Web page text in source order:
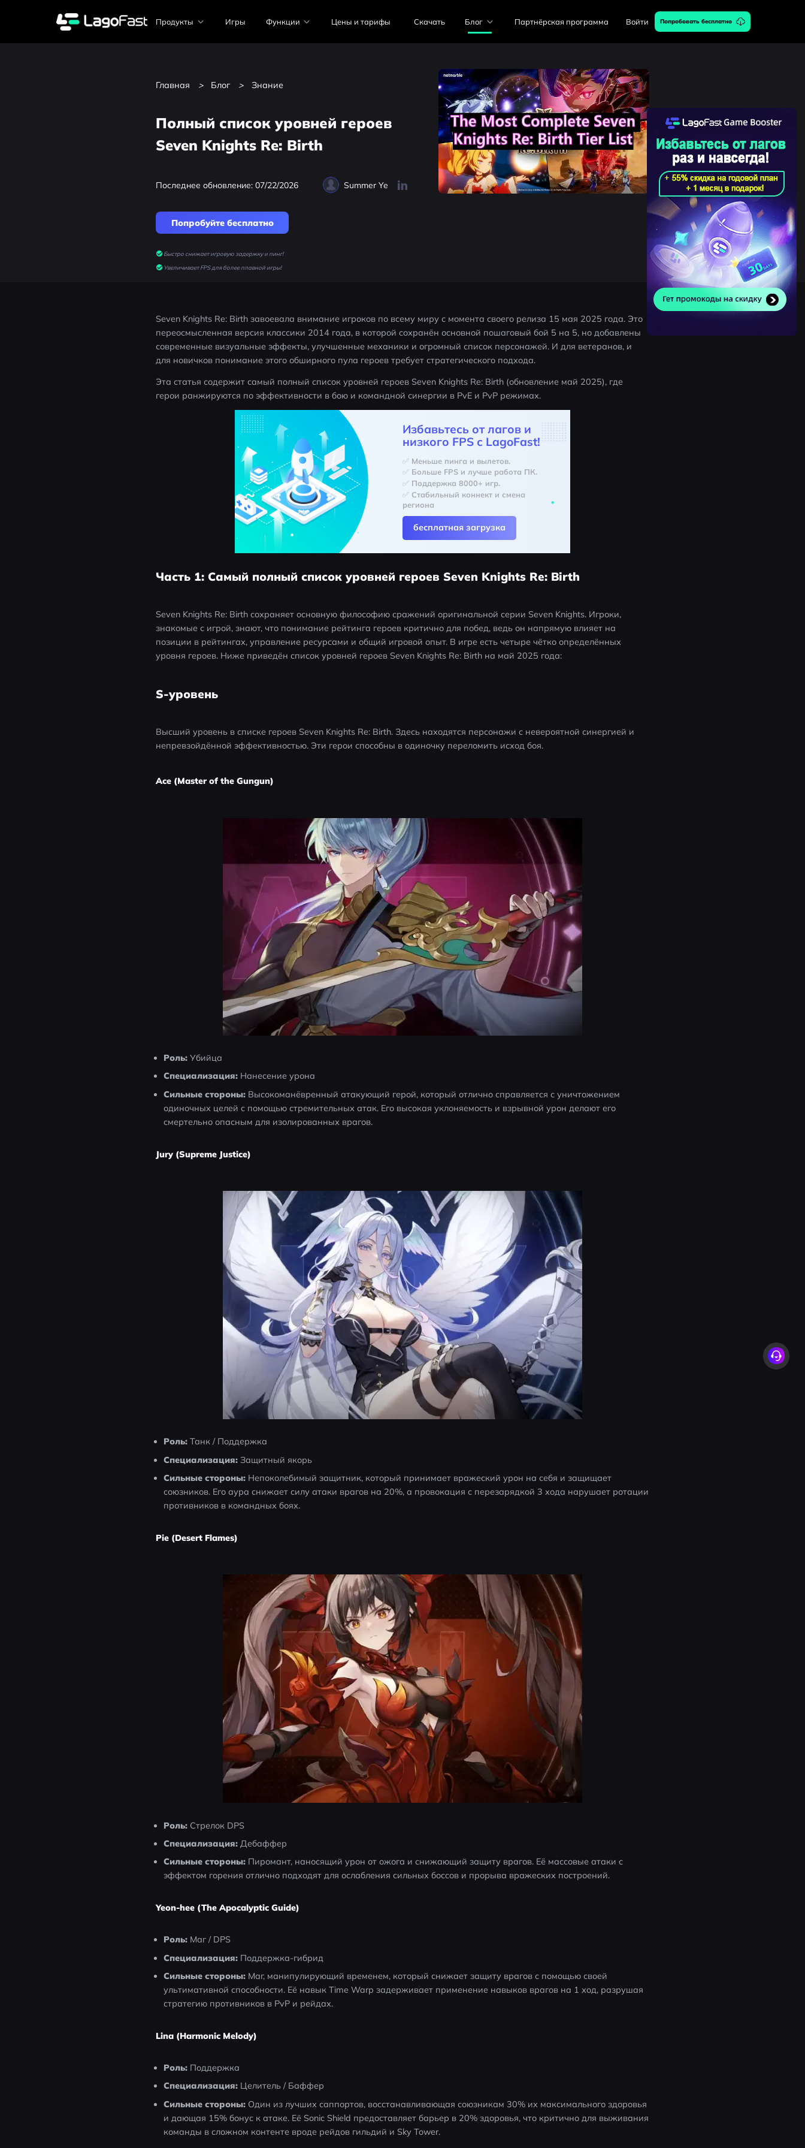
Продукты Игры Функции Цены и тарифы Скачать Блог Партнёрская программа Войти Попробовать бесплатно
Главная > Блог > Знание
Полный список уровней героев
Seven Knights Re: Birth
Последнее обновление: 07/22/2026 Summer Ye
Попробуйте бесплатно
Быстро снижает игровую задержку и пинг!
Увеличивает FPS для более плавной игры!
Seven Knights Re: Birth завоевала внимание игроков по всему миру с момента своего релиза 15 мая 2025 года. Это
переосмысленная версия классики 2014 года, в которой сохранён основной пошаговый бой 5 на 5, но добавлены
современные визуальные эффекты, улучшенные механики и огромный список персонажей. И для ветеранов, и
для новичков понимание этого обширного пула героев требует стратегического подхода.
Эта статья содержит самый полный список уровней героев Seven Knights Re: Birth (обновление май 2025), где
герои ранжируются по эффективности в бою и командной синергии в PvE и PvP режимах.
Избавьтесь от лагов и
низкого FPS с LagoFast!
✅ Меньше пинга и вылетов.
✅ Больше FPS и лучше работа ПК.
✅ Поддержка 8000+ игр.
✅ Стабильный коннект и смена
региона
бесплатная загрузка
Часть 1: Самый полный список уровней героев Seven Knights Re: Birth
Seven Knights Re: Birth сохраняет основную философию сражений оригинальной серии Seven Knights. Игроки,
знакомые с игрой, знают, что понимание рейтинга героев критично для побед, ведь он напрямую влияет на
позиции в рейтингах, управление ресурсами и общий игровой опыт. В игре есть четыре чётко определённых
уровня героев. Ниже приведён список уровней героев Seven Knights Re: Birth на май 2025 года:
S-уровень
Высший уровень в списке героев Seven Knights Re: Birth. Здесь находятся персонажи с невероятной синергией и
непревзойдённой эффективностью. Эти герои способны в одиночку переломить исход боя.
Ace (Master of the Gungun)
Роль: Убийца
Специализация: Нанесение урона
Сильные стороны: Высокоманёвренный атакующий герой, который отлично справляется с уничтожением
одиночных целей с помощью стремительных атак. Его высокая уклоняемость и взрывной урон делают его
смертельно опасным для изолированных врагов.
Jury (Supreme Justice)
Роль: Танк / Поддержка
Специализация: Защитный якорь
Сильные стороны: Непоколебимый защитник, который принимает вражеский урон на себя и защищает
союзников. Его аура снижает силу атаки врагов на 20%, а провокация с перезарядкой 3 хода нарушает ротации
противников в командных боях.
Pie (Desert Flames)
Роль: Стрелок DPS
Специализация: Дебаффер
Сильные стороны: Пиромант, наносящий урон от ожога и снижающий защиту врагов. Её массовые атаки с
эффектом горения отлично подходят для ослабления сильных боссов и прорыва вражеских построений.
Yeon-hee (The Apocalyptic Guide)
Роль: Маг / DPS
Специализация: Поддержка-гибрид
Сильные стороны: Маг, манипулирующий временем, который снижает защиту врагов с помощью своей
ультимативной способности. Её навык Time Warp задерживает применение навыков врагов на 1 ход, разрушая
стратегию противников в PvP и рейдах.
Lina (Harmonic Melody)
Роль: Поддержка
Специализация: Целитель / Баффер
Сильные стороны: Один из лучших саппортов, восстанавливающая союзникам 30% их максимального здоровья
и дающая 15% бонус к атаке. Её Sonic Shield предоставляет барьер в 20% здоровья, что критично для выживания
команды в сложном контенте вроде рейдов гильдий и Sky Tower.